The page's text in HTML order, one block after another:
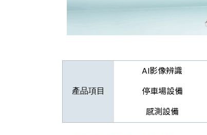
產品項目
AI影像辨識
停車場設備
感測設備